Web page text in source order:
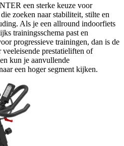
een sterke keuze voor
zoeken naar stabiliteit, stilte en
Als je een allround indoorfiets
trainingsschema past en
progressieve trainingen, dan is de
prestatieliften of
kun je aanvullende
een hoger segment kijken.